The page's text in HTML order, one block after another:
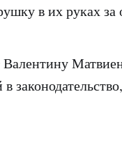
в их руках за